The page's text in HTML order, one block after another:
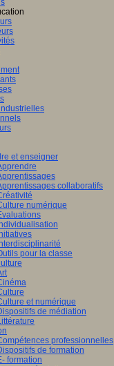
et enseigner
collaboratifs
numérique
pour la classe
et numérique
de médiation
professionnelles
de formation
formation